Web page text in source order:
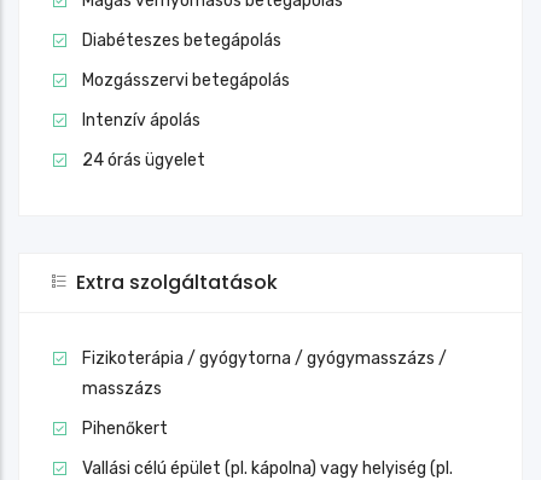
Diabéteszes betegápolás
Mozgásszervi betegápolás
Intenzív ápolás
24 órás ügyelet
Extra szolgáltatások
Fizikoterápia / gyógytorna / gyógymasszázs /
masszázs
Pihenőkert
Vallási célú épület (pl. kápolna) vagy helyiség (pl.